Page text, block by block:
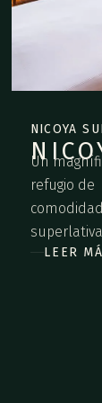
NICOYA
Un
refugio de
LEER